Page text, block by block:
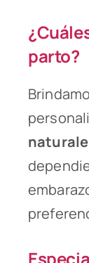
parto?